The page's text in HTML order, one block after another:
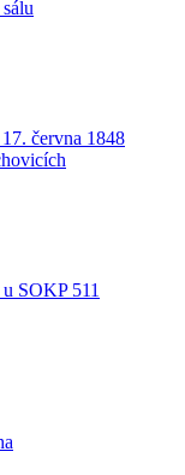
června 1848
SOKP 511